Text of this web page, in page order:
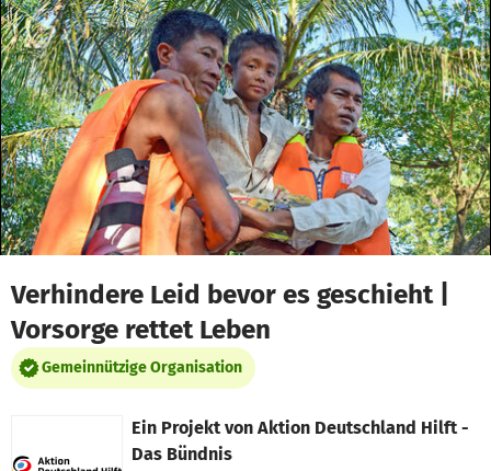
Zum Hauptinhalt springen
Erklärung zur Barrierefreiheit anzeigen
Verhindere Leid bevor es geschieht |
Vorsorge rettet Leben
Gemeinnützige Organisation
Ein Projekt von Aktion Deutschland Hilft -
Das Bündnis